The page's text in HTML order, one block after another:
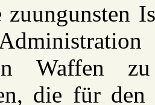
zuungunsten
Waffen
die für